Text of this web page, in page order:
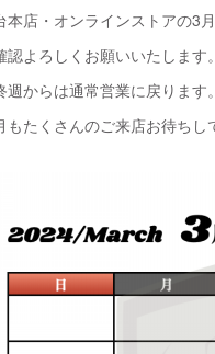
本店・オンラインストアの3
認よろしくお願いいたします。
週からは通常営業に戻ります。
もたくさんのご来店お待ちし